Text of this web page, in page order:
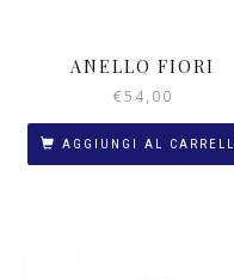
ANELLO FIORI
€54,00
AGGIUNGI AL